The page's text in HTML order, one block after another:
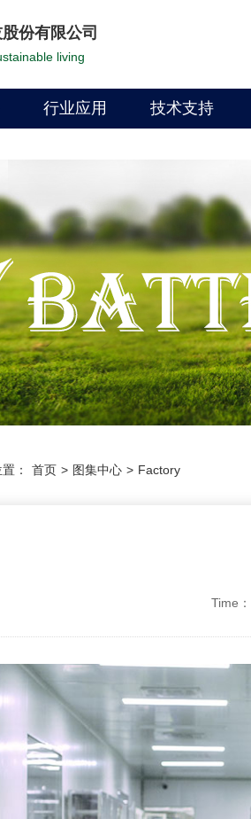
份有限公司
living
行业应用 技术支持
PDF下载
： 首页 > 图集中心 > Factory
Time：